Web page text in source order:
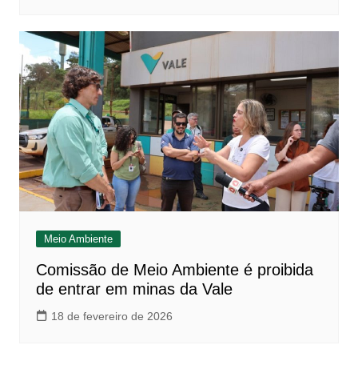
Meio Ambiente
Comissão de Meio Ambiente é proibida
de entrar em minas da Vale
18 de fevereiro de 2026